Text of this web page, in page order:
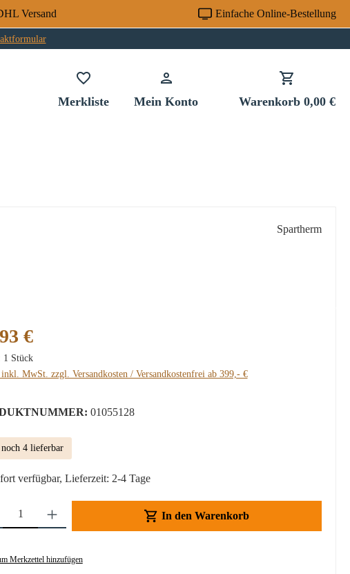
Versand Einfache Online-Bestellung
MerklisteDu hast 0 Produkte auf dem Merkzettel
Mein Konto Warenkorb 0,00 €
Spartherm
Preis:
€
1 Stück
inkl. MwSt. zzgl. Versandkosten / Versandkostenfrei ab 399,- €
01055128
4 lieferbar
verfügbar, Lieferzeit: 2-4 Tage
Anzahl: Gib den gewünschten Wert ein oder benutze die Schaltflächen um die Anzahl
In den Warenkorb
Merkzettel hinzufügen